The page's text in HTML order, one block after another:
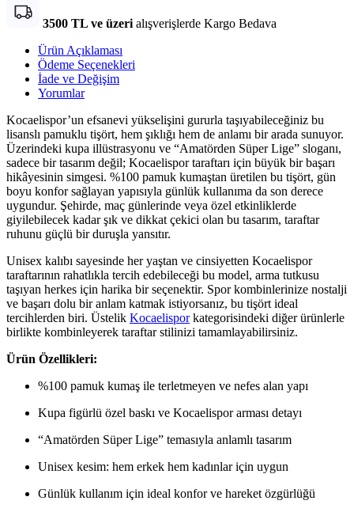
3500 TL ve üzeri alışverişlerde Kargo Bedava
Ürün Açıklaması
Ödeme Seçenekleri
İade ve Değişim
Yorumlar
Kocaelispor’un efsanevi yükselişini gururla taşıyabileceğiniz bu
lisanslı pamuklu tişört, hem şıklığı hem de anlamı bir arada sunuyor.
Üzerindeki kupa illüstrasyonu ve “Amatörden Süper Lige” sloganı,
sadece bir tasarım değil; Kocaelispor taraftarı için büyük bir başarı
hikâyesinin simgesi. %100 pamuk kumaştan üretilen bu tişört, gün
boyu konfor sağlayan yapısıyla günlük kullanıma da son derece
uygundur. Şehirde, maç günlerinde veya özel etkinliklerde
giyilebilecek kadar şık ve dikkat çekici olan bu tasarım, taraftar
ruhunu güçlü bir duruşla yansıtır.
Unisex kalıbı sayesinde her yaştan ve cinsiyetten Kocaelispor
taraftarının rahatlıkla tercih edebileceği bu model, arma tutkusu
taşıyan herkes için harika bir seçenektir. Spor kombinlerinize nostalji
ve başarı dolu bir anlam katmak istiyorsanız, bu tişört ideal
tercihlerden biri. Üstelik Kocaelisporkategorisindeki diğer ürünlerle
birlikte kombinleyerek taraftar stilinizi tamamlayabilirsiniz.
Ürün Özellikleri:
%100 pamuk kumaş ile terletmeyen ve nefes alan yapı
Kupa figürlü özel baskı ve Kocaelispor arması detayı
“Amatörden Süper Lige” temasıyla anlamlı tasarım
Unisex kesim: hem erkek hem kadınlar için uygun
Günlük kullanım için ideal konfor ve hareket özgürlüğü